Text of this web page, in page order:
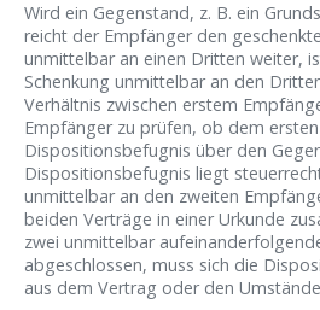
Wird ein Gegenstand, z. B. ein
reicht der Empfänger den
unmittelbar an einen Dritten weiter,
Schenkung unmittelbar an den
Verhältnis zwischen erstem
Empfänger zu prüfen, ob dem
Dispositionsbefugnis über den
Dispositionsbefugnis liegt
unmittelbar an den zweiten
beiden Verträge in einer Urkunde
zwei unmittelbar
abgeschlossen, muss sich die
aus dem Vertrag oder den